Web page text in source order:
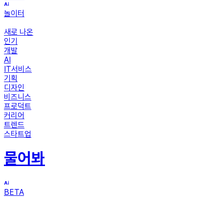
놀이터
새로 나온
인기
개발
AI
IT서비스
기획
디자인
비즈니스
프로덕트
커리어
트렌드
스타트업
물어봐
BETA